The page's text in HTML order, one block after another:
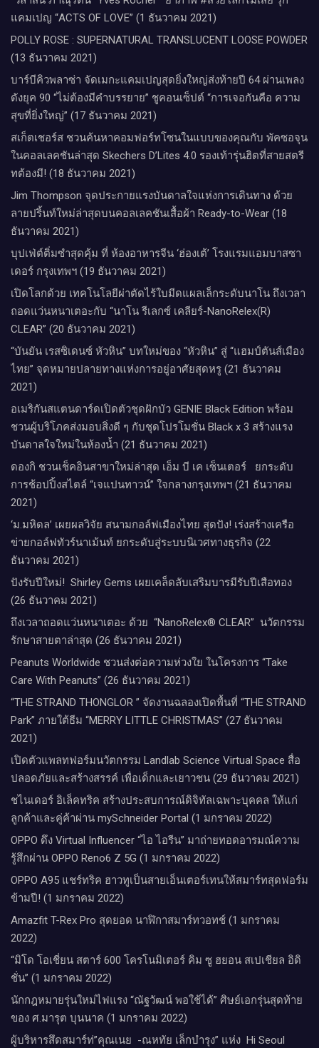
แคมเปญ “ACTS OF LOVE” (1 ธันวาคม 2021)
POLLY ROSE : SUPERNATURAL TRANSLUCENT LOOSE POWDER
(13 ธันวาคม 2021)
บาร์บีคิวพลาซ่า จัดเมกะแคมเปญสุดยิ่งใหญ่ส่งท้ายปี 64 ผ่านเพลง
ดังยุค 90 “ไม่ต้องมีคำบรรยาย” ชูคอนเซ็ปต์ “การเจอกันคือ ความ
สุขที่ยิ่งใหญ่” (17 ธันวาคม 2021)
สเก็ตเชอร์ส ชวนค้นหาคอมฟอร์ทโซนในแบบของคุณกับ พัคซอจุน
ในคอลเลคชันล่าสุด Skechers D’Lites 4.0 รองเท้ารุ่นฮิตที่สายสตรี
ทต้องมี! (18 ธันวาคม 2021)
Jim Thompson จุดประกายแรงบันดาลใจแห่งการเดินทาง ด้วย
ลายปริ้นท์ใหม่ล่าสุดบนคอลเลคชันเสื้อผ้า Ready-to-Wear (18
ธันวาคม 2021)
บุปเฟ่ต์ติ่มซำสุดคุ้ม ที่ ห้อง​อาหารจีน​ ‘ฮ่องเต้’ โรงแรม​แอม​บาส​ซา​
เดอร์​ กรุงเทพฯ​ (19 ธันวาคม 2021)
เปิดโลกด้วย เทคโนโลยีผ่าตัดไร้ใบมีดแผลเล็กระดับนาโน ถึงเวลา
ถอดแว่นหนาเตอะกับ “นาโน รีเลกซ์ เคลียร์-NanoRelex(R)
CLEAR” (20 ธันวาคม 2021)
“บันยัน เรสซิเดนซ์ หัวหิน” บทใหม่ของ “หัวหิน” สู่ “แฮมป์ตันส์เมือง
ไทย” จุดหมายปลายทางแห่งการอยู่อาศัยสุดหรู (21 ธันวาคม
2021)
อเมริกันสแตนดาร์ดเปิดตัวชุดฝักบัว GENIE Black Edition พร้อม
ชวนผู้บริโภคส่งมอบสิ่งดี ๆ กับชุดโปรโมชั่น Black x 3 สร้างแรง
บันดาลใจใหม่ในห้องน้ำ (21 ธันวาคม 2021)
ดองกิ ชวนเช็คอินสาขาใหม่ล่าสุด เอ็ม บี เค เซ็นเตอร์ ยกระดับ
การช้อปปิ้งสไตล์ “เจแปนทาวน์” ใจกลางกรุงเทพฯ (21 ธันวาคม
2021)
‘ม.มหิดล’ เผยผลวิจัย สนามกอล์ฟเมืองไทย สุดปัง! เร่งสร้างเครือ
ข่ายกอล์ฟทัวร์นาเม้นท์ ยกระดับสู่ระบบนิเวศทางธุรกิจ (22
ธันวาคม 2021)
ปังรับปีใหม่​! ​ Shirley Gems เผยเคล็ดลับ​เสริมบารมีรับปีเสือทอง
(26 ธันวาคม 2021)
ถึงเวลาถอดแว่นหนาเตอะ ด้วย “NanoRelex® CLEAR” นวัตกรรม
รักษาสายตาล่าสุด (26 ธันวาคม 2021)
Peanuts Worldwide ชวนส่งต่อความห่วงใย​ ​ในโครงการ “Take
Care With Peanuts” (26 ธันวาคม 2021)
“THE STRAND THONGLOR ” จัดงานฉลองเปิดพื้นที่ “THE STRAND
Park” ภายใต้ธีม “MERRY LITTLE CHRISTMAS” (27 ธันวาคม
2021)
เปิดตัวแพลทฟอร์มนวัตกรรม Landlab Science Virtual Space สื่อ
ปลอดภัยและสร้างสรรค์ เพื่อเด็กและเยาวชน (29 ธันวาคม 2021)
ชไนเดอร์ อิเล็คทริค สร้างประสบการณ์ดิจิทัลเฉพาะบุคคล ให้แก่
ลูกค้าและคู่ค้าผ่าน mySchneider Portal (1 มกราคม 2022)
OPPO ดึง Virtual Influencer “ไอ ไอรีน” มาถ่ายทอดอารมณ์ความ
รู้สึกผ่าน OPPO Reno6 Z 5G (1 มกราคม 2022)
OPPO A95 แชร์ทริค ฮาวทูเป็นสายเอ็นเตอร์เทนให้สมาร์ทสุดฟอร์ม
ข้ามปี! (1 มกราคม 2022)
Amazfit T-Rex Pro สุดยอด นาฬิกาสมาร์ทวอทช์ (1 มกราคม
2022)
“มิโด โอเชี่ยน สตาร์ 600 โครโนมิเตอร์ คิม ซู ฮยอน สเปเชียล อิดิ
ชั่น” (1 มกราคม 2022)
นักกฎหมายรุ่นใหม่ไฟแรง “ณัฐวัฒน์ พอใช้ได้” ศิษย์เอกรุ่นสุดท้าย
ของ ศ.มารุต บุนนาค (1 มกราคม 2022)
ผู้บริหารสึดสมาร์ท่”คุณเนย -ณหทัย เล็กบำรุง” แห่ง Hi Seoul